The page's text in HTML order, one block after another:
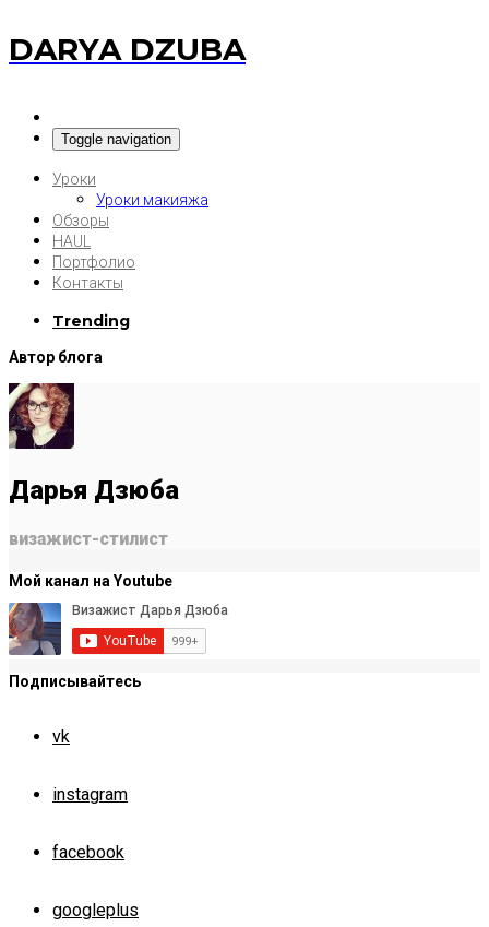
DARYA DZUBA
Toggle navigation
Уроки
Уроки макияжа
Обзоры
HAUL
Портфолио
Контакты
Trending
Автор блога
Дарья Дзюба
визажист-стилист
Мой канал на Youtube
Подписывайтесь
vk
instagram
facebook
googleplus